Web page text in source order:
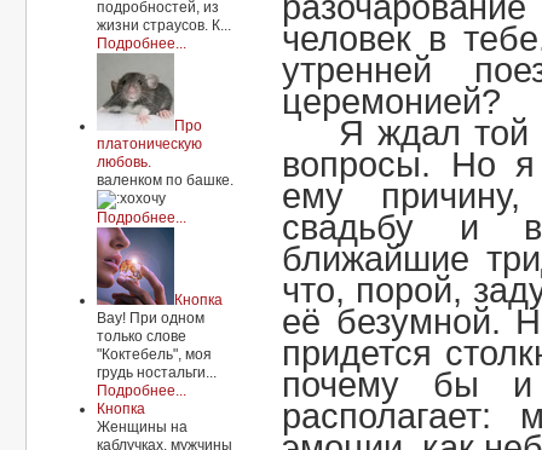
подробностей, из
жизни страусов. К...
Подробнее...
Про
платоническую
любовь.
валенком по башке.
Подробнее...
Кнопка
Вау! При одном
только слове
"Коктебель", моя
грудь ностальги...
Подробнее...
Кнопка
Женщины на
каблучках, мужчины
человек в
утренней
церемонией?
Я ждал той
вопросы. Но я
ему
свадьбу и
ближайшие
что, порой,
её безумной.
придется
почему бы и
располагает: